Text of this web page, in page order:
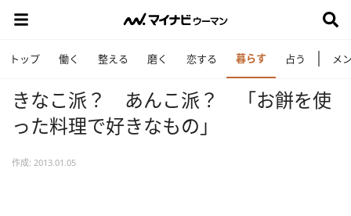
トップ 働く 整える 磨く 恋する 暮らす 占う メ
きなこ派？ あんこ派？ 「お餅を使
った料理で好きなもの」
作成: 2013.01.05